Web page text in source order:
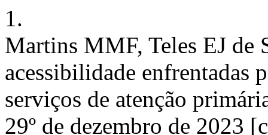
1.
Martins MMF, Teles EJ de
acessibilidade enfrentadas
serviços de atenção
29º de dezembro de 2023